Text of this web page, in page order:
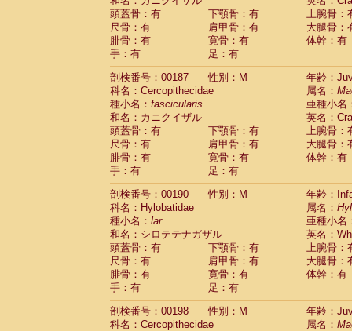
頭蓋骨：有
下顎骨：有
上腕骨：
尺骨：有
肩甲骨：有
大腿骨：
腓骨：有
寛骨：有
体幹：有
手：有
足：有
剖検番号：00187
性別：M
年齢：
科名：Cercopithecidae
属名：
種小名： fascicularis
亜種小名
和名：カニクイザル
英名：
頭蓋骨：有
下顎骨：有
上腕骨：
尺骨：有
肩甲骨：有
大腿骨：
腓骨：有
寛骨：有
体幹：有
手：有
足：有
剖検番号：00190
性別：M
年齢：
科名：Hylobatidae
属名：
種小名： lar
亜種小名
和名：シロテテナガザル
英名：
頭蓋骨：有
下顎骨：有
上腕骨：
尺骨：有
肩甲骨：有
大腿骨：
腓骨：有
寛骨：有
体幹：有
手：有
足：有
剖検番号：00198
性別：M
年齢：
科名：Cercopithecidae
属名：